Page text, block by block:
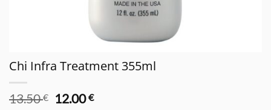
Chi Infra Treatment 355ml
13.50€
Original
12.00€Η